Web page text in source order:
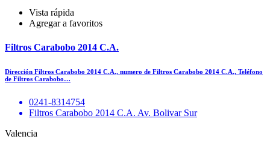
Vista rápida
Agregar a favoritos
Filtros Carabobo 2014 C.A.
Dirección Filtros Carabobo 2014 C.A., numero de Filtros Carabobo 2014 C.A., Teléfono
de Filtros Carabobo…
0241-8314754
Filtros Carabobo 2014 C.A. Av. Bolivar Sur
Valencia